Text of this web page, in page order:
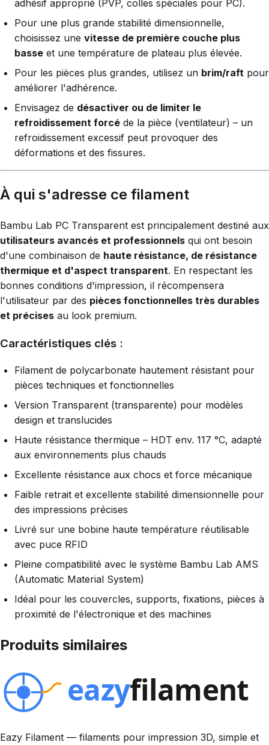
adhésif approprié (PVP, colles spéciales pour PC).
Pour une plus grande stabilité dimensionnelle,
choisissez une vitesse de première couche plus
basse et une température de plateau plus élevée.
Pour les pièces plus grandes, utilisez un brim/raft pour
améliorer l'adhérence.
Envisagez de désactiver ou de limiter le
refroidissement forcé de la pièce (ventilateur) – un
refroidissement excessif peut provoquer des
déformations et des fissures.
À qui s'adresse ce filament
Bambu Lab PC Transparent est principalement destiné aux
utilisateurs avancés et professionnels qui ont besoin
d'une combinaison de haute résistance, de résistance
thermique et d'aspect transparent. En respectant les
bonnes conditions d'impression, il récompensera
l'utilisateur par des pièces fonctionnelles très durables
et précises au look premium.
Caractéristiques clés :
Filament de polycarbonate hautement résistant pour
pièces techniques et fonctionnelles
Version Transparent (transparente) pour modèles
design et translucides
Haute résistance thermique – HDT env. 117 °C, adapté
aux environnements plus chauds
Excellente résistance aux chocs et force mécanique
Faible retrait et excellente stabilité dimensionnelle pour
des impressions précises
Livré sur une bobine haute température réutilisable
avec puce RFID
Pleine compatibilité avec le système Bambu Lab AMS
(Automatic Material System)
Idéal pour les couvercles, supports, fixations, pièces à
proximité de l'électronique et des machines
Produits similaires
Eazy Filament — filaments pour impression 3D, simple et